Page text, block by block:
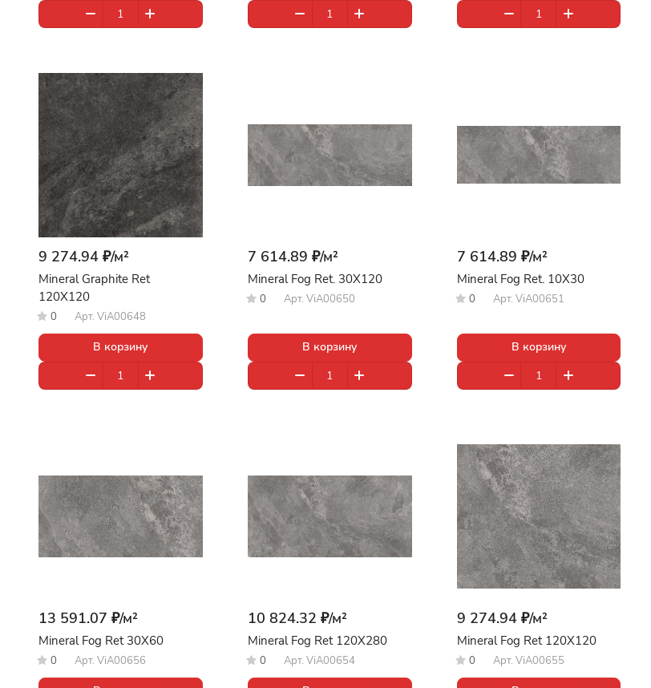
9 274.94 ₽/м²
Mineral Graphite Ret
120X120
0 Арт. ViA00648
В корзину
7 614.89 ₽/м²
Mineral Fog Ret. 30X120
0 Арт. ViA00650
В корзину
7 614.89 ₽/м²
Mineral Fog Ret. 10X30
0 Арт. ViA00651
В корзину
13 591.07 ₽/м²
Mineral Fog Ret 30X60
0 Арт. ViA00656
10 824.32 ₽/м²
Mineral Fog Ret 120X280
0 Арт. ViA00654
9 274.94 ₽/м²
Mineral Fog Ret 120X120
0 Арт. ViA00655